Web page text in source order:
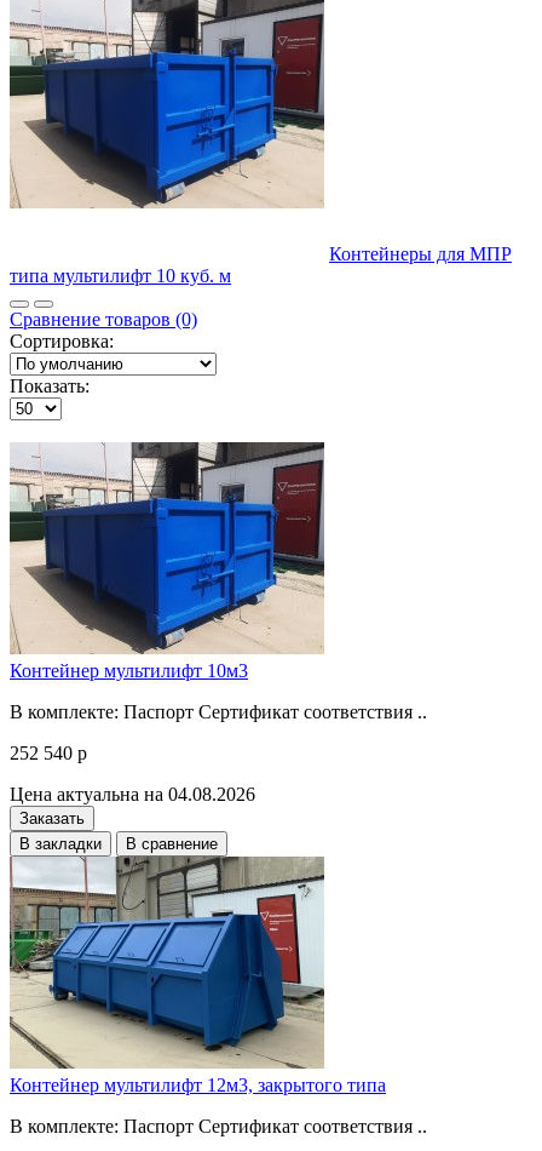
Контейнеры для МПР
типа мультилифт 10 куб. м
Сравнение товаров (0)
Сортировка:
Показать:
Контейнер мультилифт 10м3
В комплекте: Паспорт Сертификат соответствия ..
252 540 р
Цена актуальна на 04.08.2026
Заказать
В закладки
В сравнение
Контейнер мультилифт 12м3, закрытого типа
В комплекте: Паспорт Сертификат соответствия ..